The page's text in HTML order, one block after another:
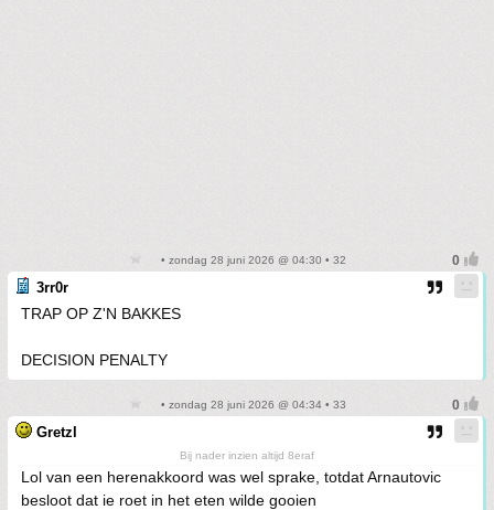
• zondag 28 juni 2026 @ 04:30 • 32
3rr0r
TRAP OP Z'N BAKKES
DECISION PENALTY
• zondag 28 juni 2026 @ 04:34 • 33
Gretzl
Bij nader inzien altijd 8eraf
Lol van een herenakkoord was wel sprake, totdat Arnautovic
besloot dat ie roet in het eten wilde gooien